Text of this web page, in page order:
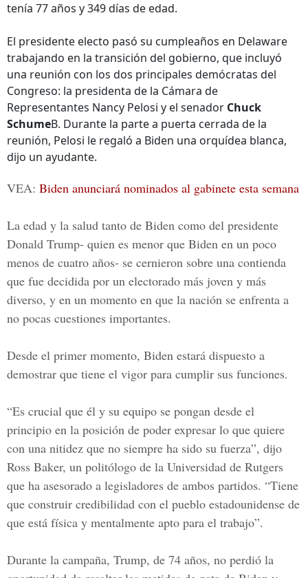
tenía 77 años y 349 días de edad.
El presidente electo pasó su cumpleaños en Delaware
trabajando en la transición del gobierno, que incluyó
una reunión con los dos principales demócratas del
Congreso: la presidenta de la Cámara de
Representantes Nancy Pelosi y el senador Chuck
SchumeB. Durante la parte a puerta cerrada de la
reunión, Pelosi le regaló a Biden una orquídea blanca,
dijo un ayudante.
VEA: Biden anunciará nominados al gabinete esta semana
La edad y la salud tanto de Biden como del presidente
Donald Trump- quien es menor que Biden en un poco
menos de cuatro años- se cernieron sobre una contienda
que fue decidida por un electorado más joven y más
diverso, y en un momento en que la nación se enfrenta a
no pocas cuestiones importantes.
Desde el primer momento, Biden estará dispuesto a
demostrar que tiene el vigor para cumplir sus funciones.
“Es crucial que él y su equipo se pongan desde el
principio en la posición de poder expresar lo que quiere
con una nitidez que no siempre ha sido su fuerza”, dijo
Ross Baker, un politólogo de la Universidad de Rutgers
que ha asesorado a legisladores de ambos partidos. “Tiene
que construir credibilidad con el pueblo estadounidense de
que está física y mentalmente apto para el trabajo”.
Durante la campaña, Trump, de 74 años, no perdió la